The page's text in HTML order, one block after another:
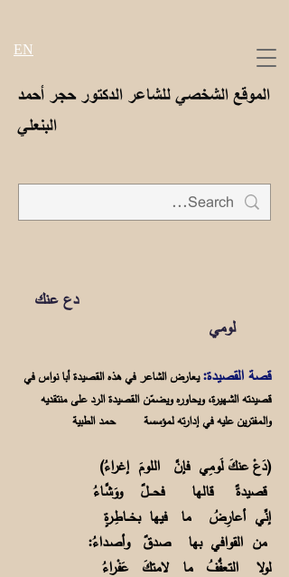
الموقع الشخصي للشاعر الدكتور حجر أحمد
البنعلي
EN
دع عنك
لومي
قصة القصيدة:يعارض الشاعر في هذه القصيدة أبا نواس في
قصيدته الشهيرة، ويحاوره ويضمّن القصيدة الرد على منتقديه
والمفترين عليه في إدارته لمؤسسة حمد الطبية
(دَعْ عنكَ لَومِي فإنَّ اللومَ إغراءُ)
قصيدةٌ قالها فحــــلٌ ووَشَّـاءُ
إنِّي أعارِضُ ما فيها بخـــاطِـرةٍ
من القوافي بها صدقٌ وأصـداءُ:
لولا التعفُّفُ ما لامتكَ عَفْـراءُ